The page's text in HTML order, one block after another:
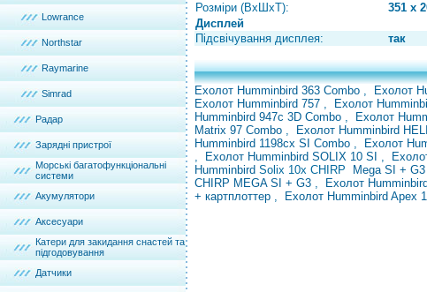
Lowrance
Northstar
Raymarine
Simrad
Радар
Зарядні пристрої
Морські багатофункціональні
системи
Акумулятори
Аксесуари
Катери для закидання снастей та
підгодовування
Датчики
Розміри (ВхШхТ):
351 х
Дисплей
Підсвічування дисплея:
так
Ехолот Humminbird 363 Combo , Ехолот
Ехолот Humminbird 757 , Ехолот
Humminbird 947с 3D Combo , Ехолот
Matrix 97 Combo , Ехолот Humminbird
Humminbird 1198cx SI Combo , Ехолот
,
Ехолот Humminbird SOLIX 10 SI ,
Humminbird Solix 10x CHIRP Mega SI + G3
CHIRP MEGA SI + G3 , Ехолот
+ картплоттер , Ехолот Humminbird Apex